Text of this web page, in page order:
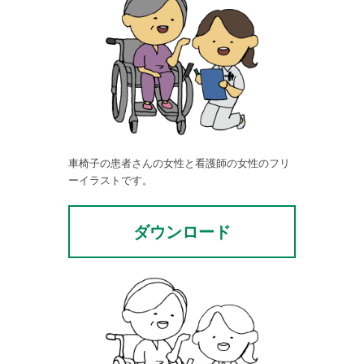
車椅子の患者さんの女性と看護師の女性のフリ
ーイラストです。
ダウンロード